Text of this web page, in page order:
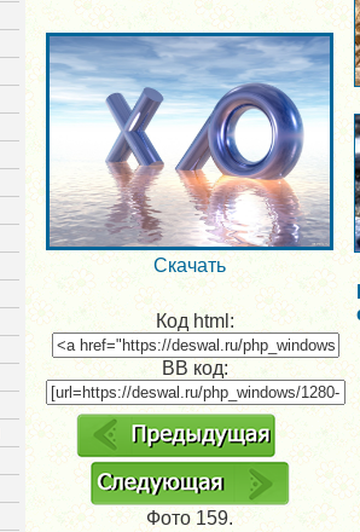
Скачать
Код html:
BB код:
Фото 159.